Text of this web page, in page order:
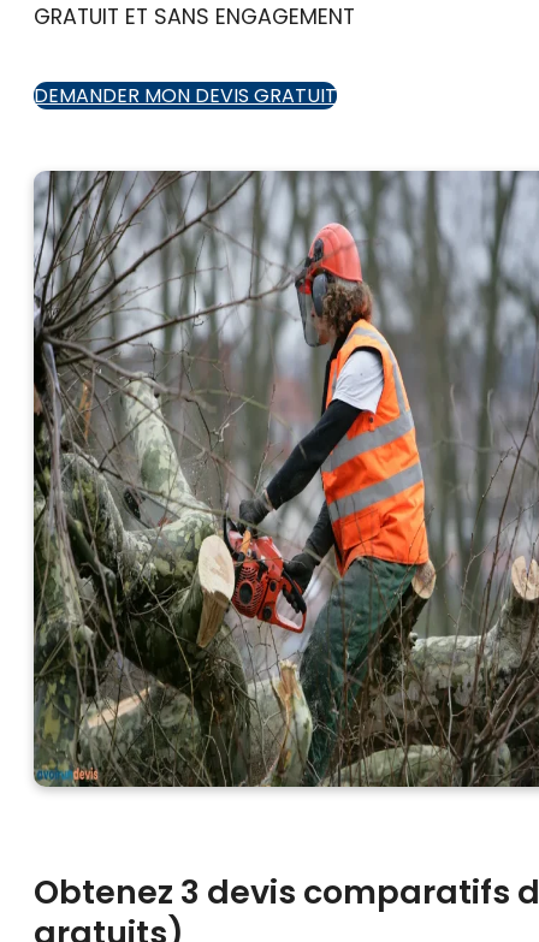
GRATUIT ET SANS ENGAGEMENT
DEMANDER MON DEVIS GRATUIT
Obtenez 3 devis comparatifs
gratuits)